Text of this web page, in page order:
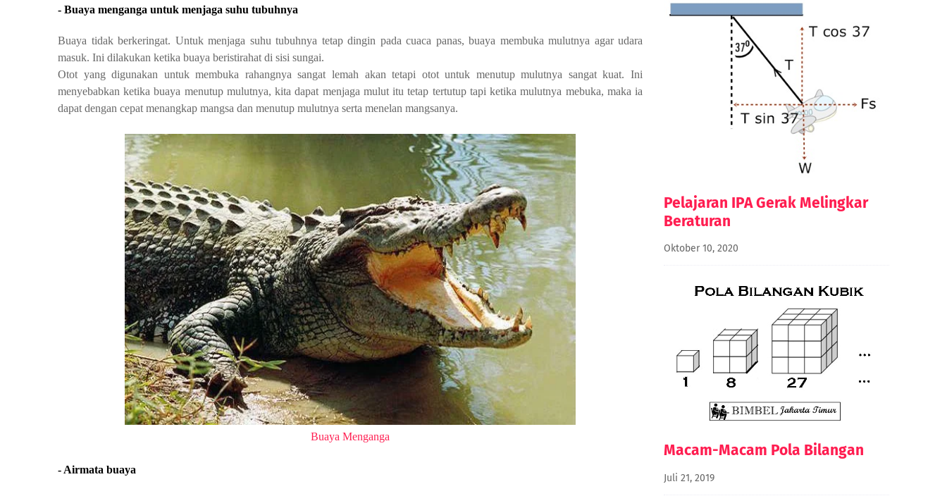
- Buaya menganga untuk menjaga suhu tubuhnya
Buaya tidak berkeringat. Untuk menjaga suhu tubuhnya tetap dingin pada cuaca panas, buaya membuka mulutnya agar udara
masuk. Ini dilakukan ketika buaya beristirahat di sisi sungai.
Otot yang digunakan untuk membuka rahangnya sangat lemah akan tetapi otot untuk menutup mulutnya sangat kuat. Ini
menyebabkan ketika buaya menutup mulutnya, kita dapat menjaga mulut itu tetap tertutup tapi ketika mulutnya mebuka, maka ia
dapat dengan cepat menangkap mangsa dan menutup mulutnya serta menelan mangsanya.
Buaya Menganga
- Airmata buaya
Pelajaran IPA Gerak Melingkar
Beraturan
Oktober 10, 2020
Macam-Macam Pola Bilangan
Juli 21, 2019